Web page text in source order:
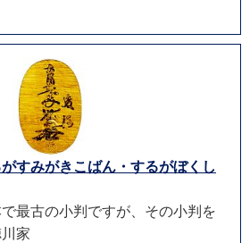
すみがきこばん・するがぼくし
最古の小判ですが、その小判を
家